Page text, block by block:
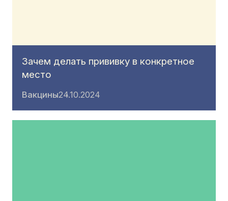
Зачем делать прививку в конкретное
место
Вакцины24.10.2024